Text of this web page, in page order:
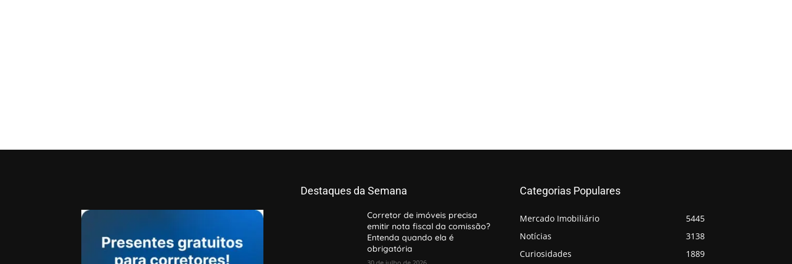
Destaques da Semana
Corretor de imóveis precisa
emitir nota fiscal da comissão?
Entenda quando ela é
obrigatória
Categorias Populares
Mercado Imobiliário
5445
Notícias
3138
Curiosidades
1889